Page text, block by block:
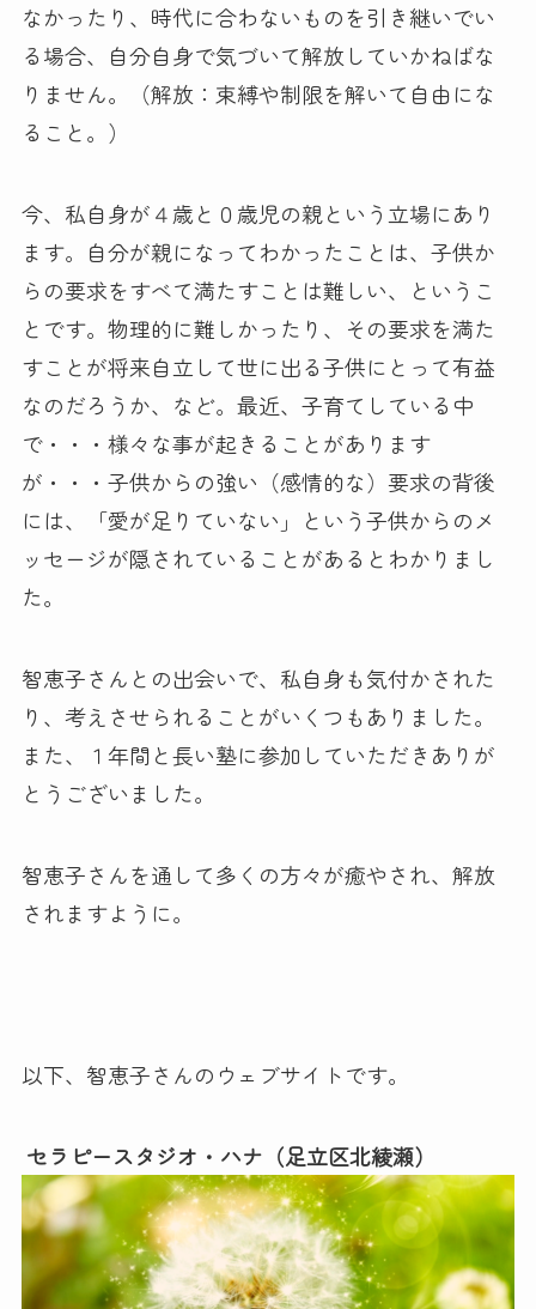
なかったり、時代に合わないものを引き継いでい
る場合、自分自身で気づいて解放していかねばな
りません。（解放：束縛や制限を解いて自由にな
ること。）
今、私自身が４歳と０歳児の親という立場にあり
ます。自分が親になってわかったことは、子供か
らの要求をすべて満たすことは難しい、というこ
とです。物理的に難しかったり、その要求を満た
すことが将来自立して世に出る子供にとって有益
なのだろうか、など。最近、子育てしている中
で・・・様々な事が起きることがあります
が・・・子供からの強い（感情的な）要求の背後
には、「愛が足りていない」という子供からのメ
ッセージが隠されていることがあるとわかりまし
た。
智恵子さんとの出会いで、私自身も気付かされた
り、考えさせられることがいくつもありました。
また、１年間と長い塾に参加していただきありが
とうございました。
智恵子さんを通して多くの方々が癒やされ、解放
されますように。
以下、智恵子さんのウェブサイトです。
セラピースタジオ・ハナ（足立区北綾瀬）